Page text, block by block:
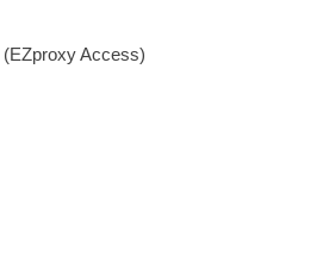
Access)